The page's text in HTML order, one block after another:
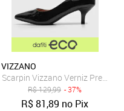
VIZZANO
Scarpin Vizzano Verniz Preto
R$129,99 - 37%
R$81,89 no Pix